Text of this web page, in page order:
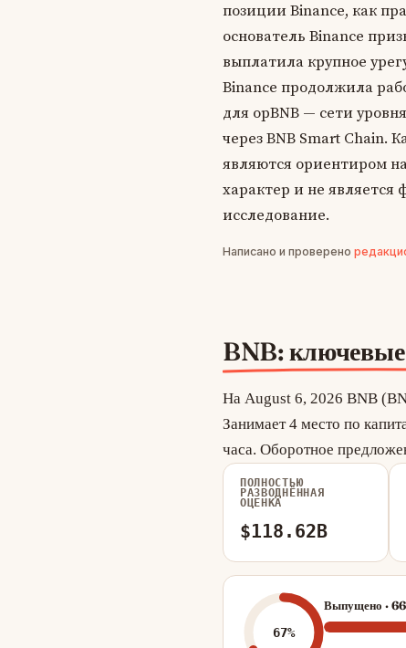
BNB: ключевые
На August 6, 2026 BNB
Занимает 4 место по
часа. Оборотное
ПОЛНОСТЬЮ
РАЗВОДНЁННАЯ
ОЦЕНКА
$118.62B
67%
Выпущено ·
позиции Binance, как
основатель Binance
выплатила крупное
Binance продолжила
для opBNB — сети
через BNB Smart Chain.
являются ориентиром
характер и не является
исследование.
Написано и проверено